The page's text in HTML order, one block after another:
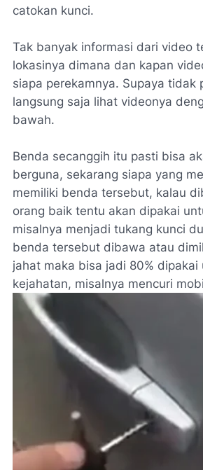
catokan kunci.
Tak banyak informasi dari video
lokasinya dimana dan kapan
siapa perekamnya. Supaya tidak
langsung saja lihat videonya
bawah.
Benda secanggih itu pasti bisa
berguna, sekarang siapa yang
memiliki benda tersebut, kalau
orang baik tentu akan dipakai
misalnya menjadi tukang kunci
benda tersebut dibawa atau
jahat maka bisa jadi 80%
kejahatan, misalnya mencuri